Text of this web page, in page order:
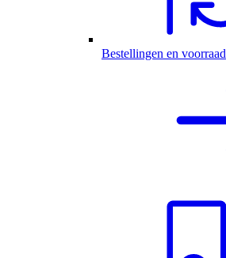
Bestellingen en voorraad